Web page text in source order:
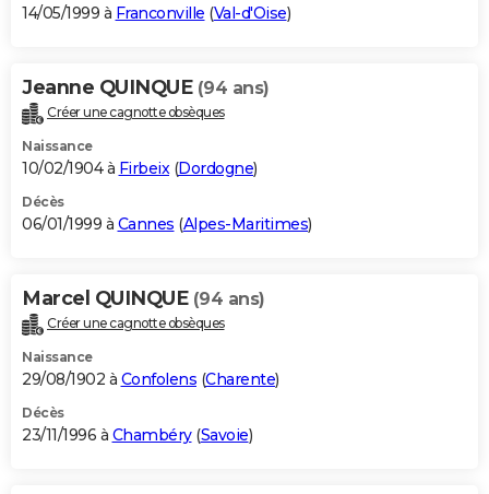
14/05/1999 à Franconville (Val-d'Oise)
Jeanne QUINQUE (94 ans)
Créer une cagnotte obsèques
Naissance
10/02/1904 à Firbeix(Dordogne)
Décès
06/01/1999 à Cannes (Alpes-Maritimes)
Marcel QUINQUE (94 ans)
Créer une cagnotte obsèques
Naissance
29/08/1902 à Confolens (Charente)
Décès
23/11/1996 à Chambéry(Savoie)